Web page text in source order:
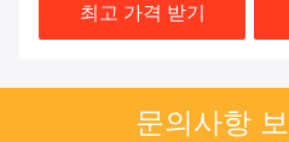
최고 가격 받기
문의사항